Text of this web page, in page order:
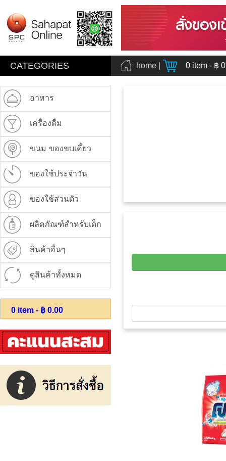
CATEGORIES home 0 item - ฿
อาหาร
เครื่องดื่ม
ขนม ของขบเคี้ยว
ของใช้ประจำวัน
ของใช้ส่วนตัว
ผลิตภัณฑ์สำหรับเด็ก
สินค้าอื่นๆ
ดูสินค้าทั้งหมด
0 item - ฿ 0.00